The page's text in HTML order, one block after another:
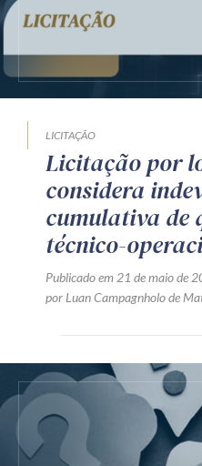
Batel
Telefone
Whatsapp
LICITAÇÃO
Licitação por
considera
cumulativa de
técnico-
Publicado em 21 de maio de
por Luan Campagnholo de